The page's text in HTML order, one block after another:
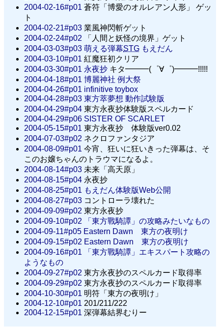
2004-02-16#p01 蒼符「博愛のオルレアン人形」 ゲッ
ト
2004-02-21#p03 業風神閃斬ゲット
2004-02-24#p02 「人間と妖怪の境界」ゲット
2004-03-03#p03 萌える弾幕STG もえだん
2004-03-10#p01 紅魔狂初クリア
2004-03-30#p01 永夜抄 キタ━━━(゜∀゜)━━━!!!!!
2004-04-18#p01 博麗神社 例大祭
2004-04-26#p01 infinitive toybox
2004-04-28#p03 東方萃夢想 動作試験版
2004-04-29#p04 東方永夜抄体験版スペルカード
2004-04-29#p06 SISTER OF SCARLET
2004-05-15#p01 東方永夜抄 体験版ver0.02
2004-07-03#p02 ネクロファンタジア
2004-08-09#p01 今宵、狂いに狂いきった弾幕は、そ
このお嬢ちゃんのトラウマになるよ。
2004-08-14#p03 未来「高天原」
2004-08-15#p04 永夜抄
2004-08-25#p01 もえだん体験版Web公開
2004-08-27#p03 コントローラ壊れた
2004-09-09#p02 東方永夜抄
2004-09-10#p02
「東方戰騎譚」の攻略みたいなもの
2004-09-11#p05 Eastern Dawn 東方の夜明け
2004-09-15#p02 Eastern Dawn 東方の夜明け
2004-09-16#p01
「東方戰騎譚」エキスパート攻略の
ようなもの
2004-09-27#p02 東方永夜抄のスペルカード取得率
2004-09-29#p02 東方永夜抄のスペルカード取得率
2004-10-30#p01 明符「東方の夜明け」
2004-12-10#p01 201/211/222
2004-12-15#p01 深弾幕結界むりー